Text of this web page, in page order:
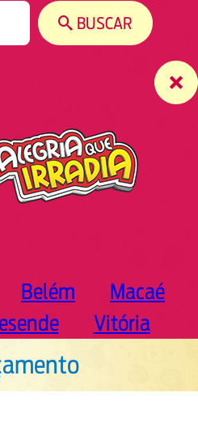
BUSCAR
Belém
Macaé
Vitória